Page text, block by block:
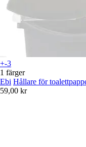
+-3
1 färger
Ebi Hållare för
59,00 kr